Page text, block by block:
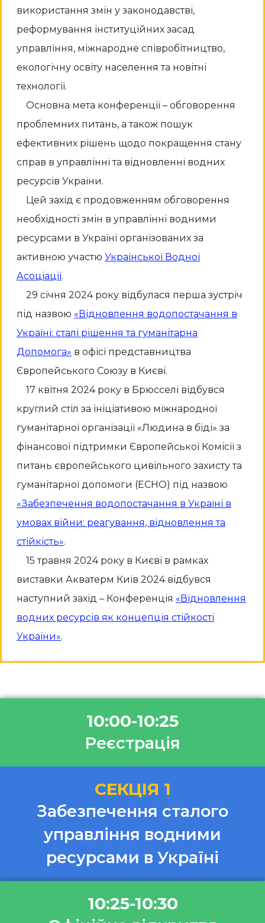
використання змін у законодавстві,
реформування інституційних засад
управління, міжнародне співробітництво,
екологічну освіту населення та новітні
технології.
Основна мета конференції – обговорення
проблемних питань, а також пошук
ефективних рішень щодо покращення стану
справ в управлінні та відновленні водних
ресурсів України.
Цей захід є продовженням обговорення
необхідності змін в управлінні водними
ресурсами в Україні організованих за
активною участю Української Водної
Асоціації.
29 січня 2024 року відбулася перша зустріч
під назвою «Відновлення водопостачання в
Україні: сталі рішення та гуманітарна
Допомога» в офісі представництва
Європейського Союзу в Києві.
17 квітня 2024 року в Брюсселі відбувся
круглий стіл за ініціативою міжнародної
гуманітарної організації «Людина в біді» за
фінансової підтримки Європейської Комісії з
питань європейського цивільного захисту та
гуманітарної допомоги (ECHO) під назвою
«Забезпечення водопостачання в Україні в
умовах війни: реагування, відновлення та
стійкість».
15 травня 2024 року в Києві в рамках
виставки Акватерм Київ 2024 відбувся
наступний захід – Конференція «Відновлення
водних ресурсів як концепція стійкості
України».
10:00-10:25
Реєстрація
СЕКЦІЯ 1
Забезпечення сталого
управління водними
ресурсами в Україні
10:25-10:30